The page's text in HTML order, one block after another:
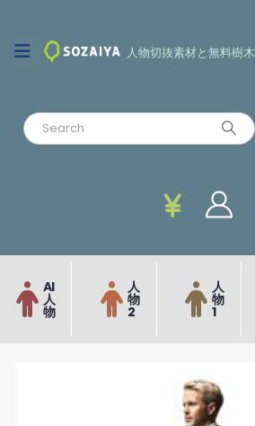
人物切抜素材と無料樹木
AI
人
物
人
物
2
人
物
1